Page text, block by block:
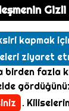
Gizli
kapmak
ziyaret
fazla
.